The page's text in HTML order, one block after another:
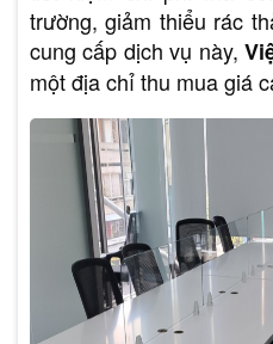
trường, giảm thiểu rác
cung cấp dịch vụ này,
một địa chỉ thu mua giá